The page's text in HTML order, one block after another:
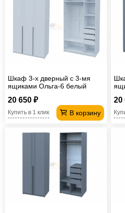
Косметологическое
Шкаф 3-х дверный с 3-мя
ящиками Ольга-6 белый
20 650 ₽
В корзину
Купить в 1 клик
20